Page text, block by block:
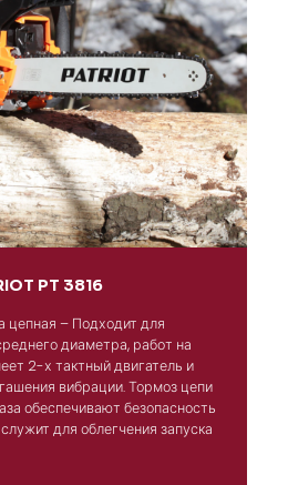
PT 3816
цепная – Подходит для
диаметра, работ на
2-х тактный двигатель и
вибрации. Тормоз цепи
обеспечивают безопасность
для облегчения запуска